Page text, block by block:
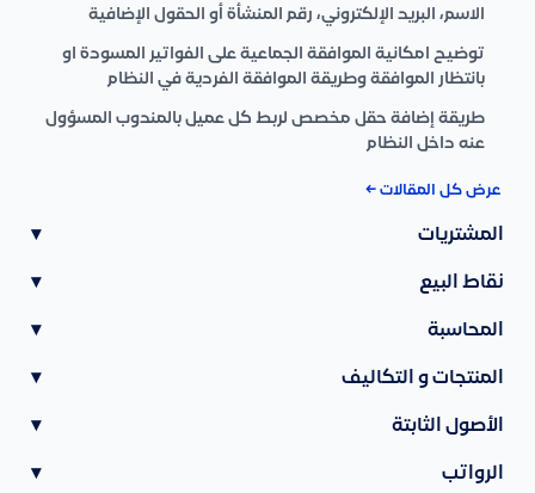
الاسم، البريد الإلكتروني، رقم المنشأة أو الحقول الإضافية
توضيح امكانية الموافقة الجماعية على الفواتير المسودة او
بانتظار الموافقة وطريقة الموافقة الفردية في النظام
طريقة إضافة حقل مخصص لربط كل عميل بالمندوب المسؤول
عنه داخل النظام
عرض كل المقالات ←
المشتريات ▾
نقاط البيع ▾
المحاسبة ▾
المنتجات و التكاليف ▾
الأصول الثابتة ▾
الرواتب ▾